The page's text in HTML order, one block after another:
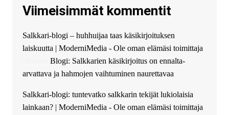
guest_4889 :Cmon Suomi 👏
The Admin: High five! You’ve
successfully installed Simple
Ajax Chat.
Viimeisimmät kommentit
Salkkari-blogi – huhhuijaa taas käsikirjoituksen
laiskuutta | ModerniMedia - Ole oman elämäsi toimittaja
Blogi: Salkkarien käsikirjoitus on ennalta-
arvattava ja hahmojen vaihtuminen naurettavaa
Salkkari-blogi: tuntevatko salkkarin tekijät lukiolaisia
lainkaan? | ModerniMedia - Ole oman elämäsi toimittaja